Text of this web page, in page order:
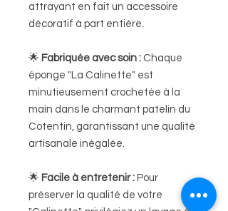
attrayant en fait un accessoire
décoratif à part entière.
🌟 Fabriquée avec soin : Chaque
éponge "La Calinette" est
minutieusement crochetée à la
main dans le charmant patelin du
Cotentin, garantissant une qualité
artisanale inégalée.
🌟 Facile à entretenir : Pour
préserver la qualité de votre